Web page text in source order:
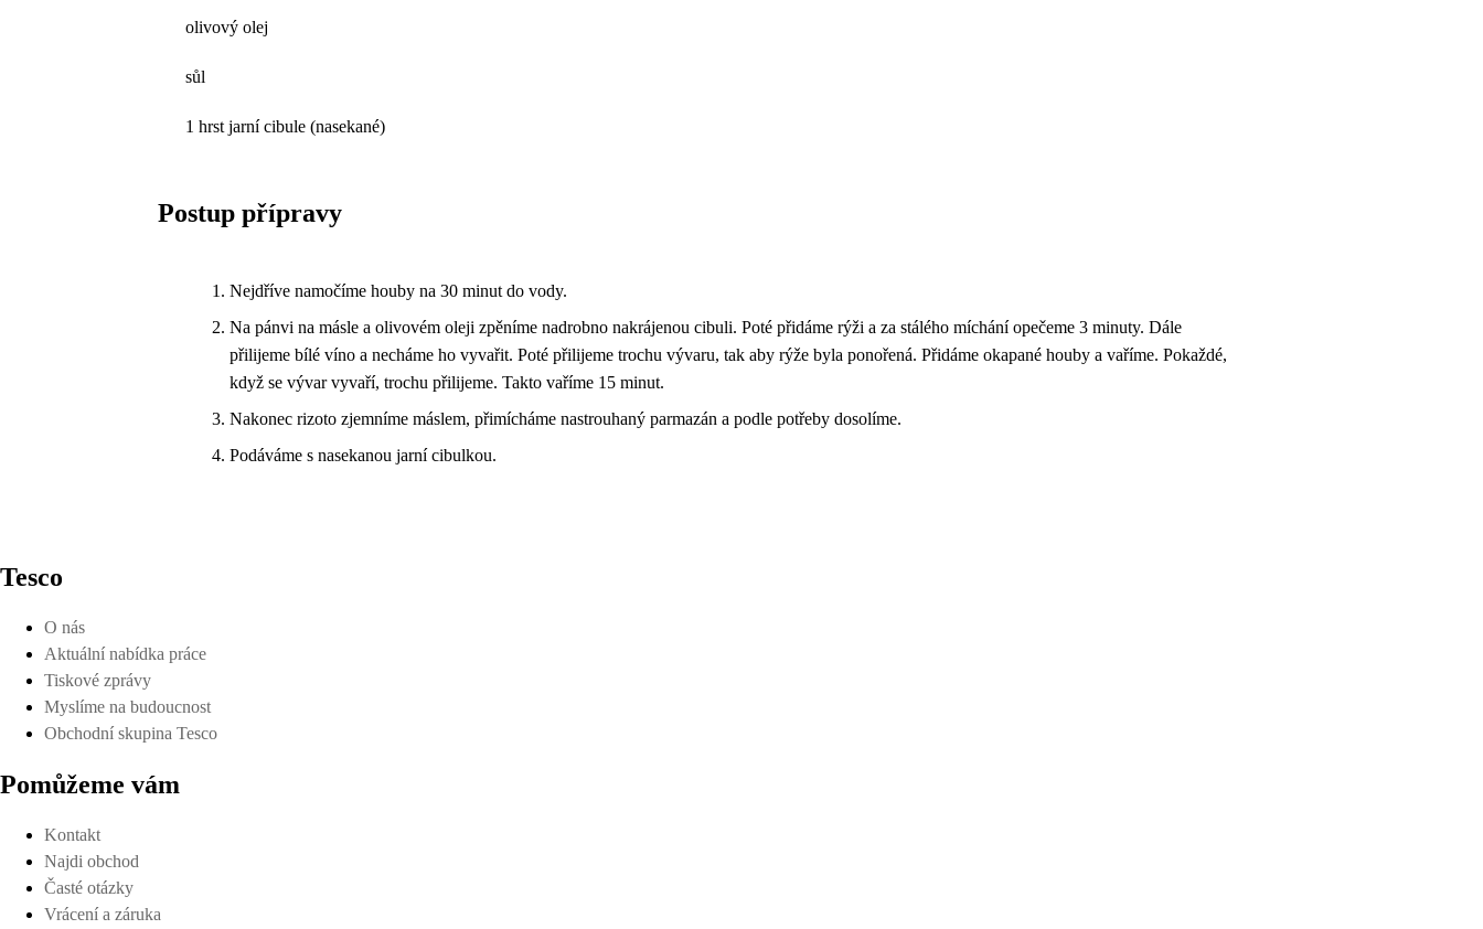
olivový olej
sůl
1 hrst jarní cibule (nasekané)
Postup přípravy
Nejdříve namočíme houby na 30 minut do vody.
Na pánvi na másle a olivovém oleji zpěníme nadrobno nakrájenou cibuli. Poté přidáme rýži a za stálého míchání opečeme 3 minuty. Dále
přilijeme bílé víno a necháme ho vyvařit. Poté přilijeme trochu vývaru, tak aby rýže byla ponořená. Přidáme okapané houby a vaříme. Pokaždé,
když se vývar vyvaří, trochu přilijeme. Takto vaříme 15 minut.
Nakonec rizoto zjemníme máslem, přimícháme nastrouhaný parmazán a podle potřeby dosolíme.
Podáváme s nasekanou jarní cibulkou.
Tesco
O nás
Aktuální nabídka práce
Tiskové zprávy
Myslíme na budoucnost
Obchodní skupina Tesco
Pomůžeme vám
Kontakt
Najdi obchod
Časté otázky
Vrácení a záruka